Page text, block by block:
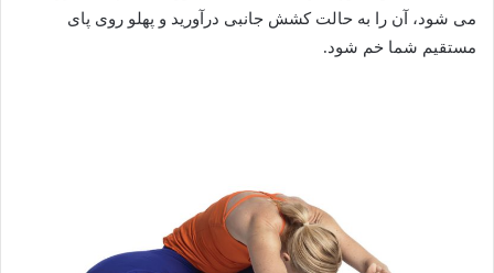
می شود، آن را به حالت کشش جانبی درآورید و پهلو روی پای
مستقیم شما خم شود.